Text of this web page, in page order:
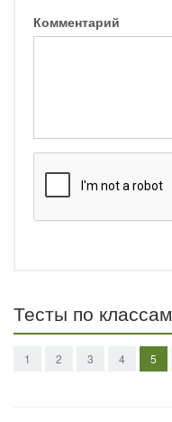
Комментарий
Тесты по классам
1 2 3 4 5